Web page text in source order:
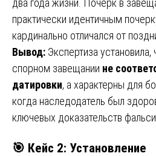
два года жизни. Почерк в
практически идентичным
кардинально отличался от
Вывод: Экспертиза установила,
спорном завещании не
датировки, а характерны для
когда наследодатель был
ключевых доказательств
🎯 Кейс 2: Установление